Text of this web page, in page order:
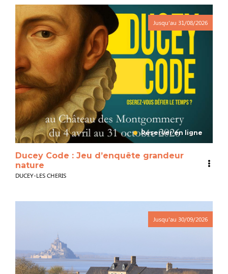
Jusqu'au 31/08/2026
Réserver en ligne
Ducey Code : Jeu d’enquête grandeur
nature
DUCEY-LES CHERIS
Jusqu'au 30/09/2026